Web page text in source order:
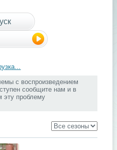
с воспроизведением
сообщите нам и в
эту проблему